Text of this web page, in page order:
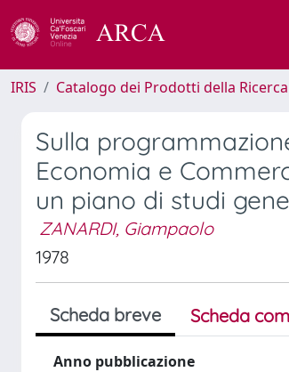
IRIS Catalogo dei Prodotti della Ricerca
Sulla
Economia e
un piano di studi
ZANARDI, Giampaolo
1978
Scheda breve Scheda
Anno pubblicazione